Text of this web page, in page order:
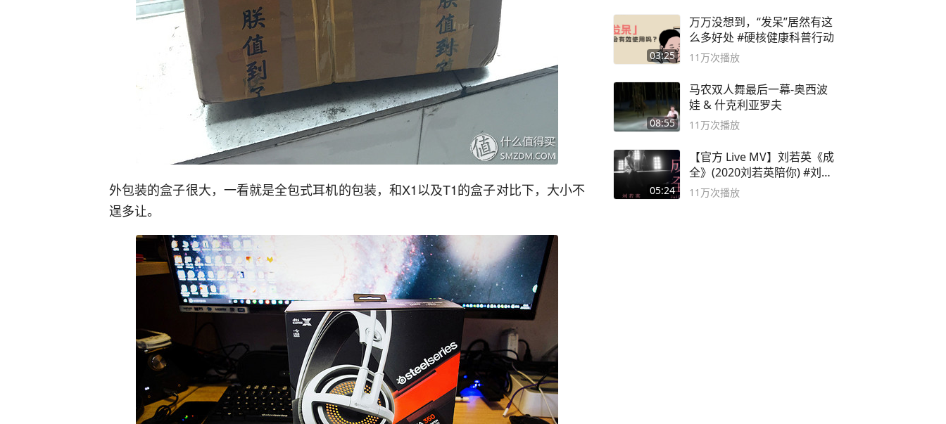
外包装的盒子很大，一看就是全包式耳机的包装，和X1以及T1的盒子对比下，大小不
逞多让。
03:25
万万没想到，“发呆”居然有这
么多好处 #硬核健康科普行动
11万次播放
08:55
马农双人舞最后一幕-奥西波
娃 & 什克利亚罗夫
11万次播放
05:24
【官方 Live MV】刘若英《成
全》(2020刘若英陪你) #刘若
英 #成全
11万次播放